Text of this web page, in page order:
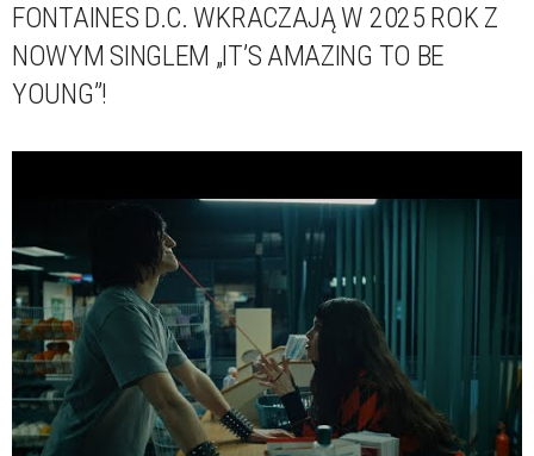
FONTAINES D.C. WKRACZAJĄ W 2025 ROK Z
NOWYM SINGLEM „IT’S AMAZING TO BE
YOUNG”!